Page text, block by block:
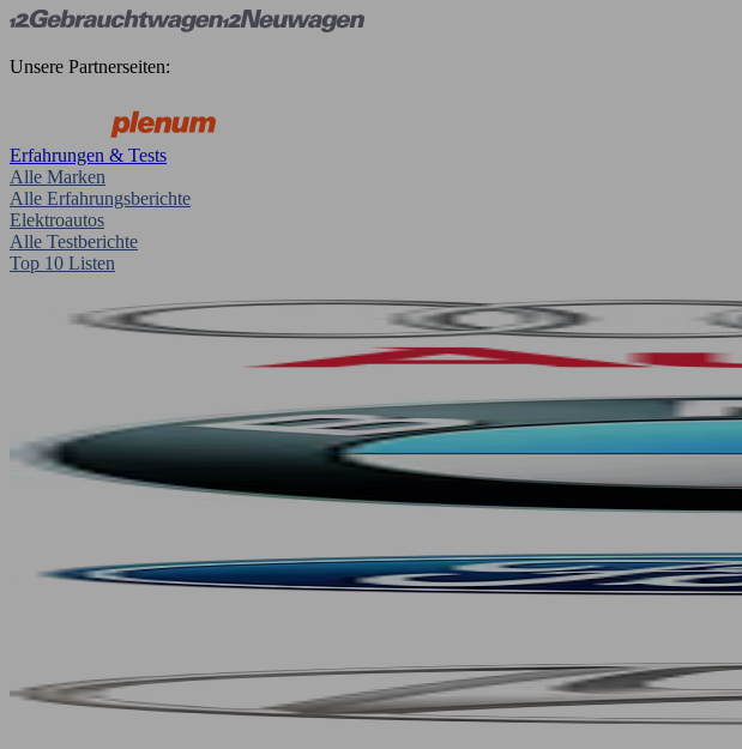
Unsere Partnerseiten:
Erfahrungen & Tests
Alle Marken
Alle Erfahrungsberichte
Elektroautos
Alle Testberichte
Top 10 Listen